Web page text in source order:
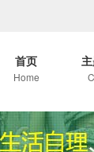
首页
Home